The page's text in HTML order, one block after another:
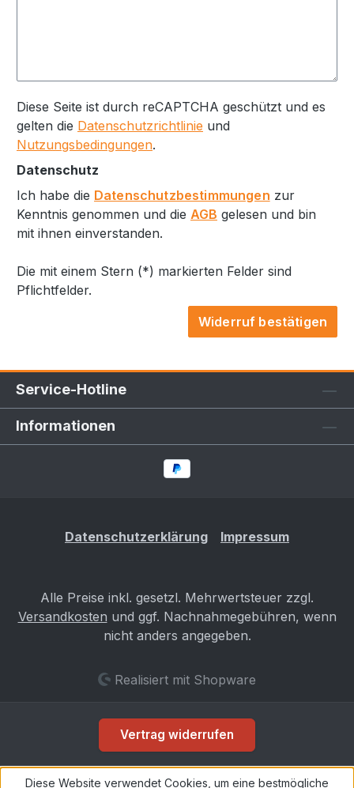
Diese Seite ist durch reCAPTCHA geschützt und es
gelten die Datenschutzrichtlinie und
Nutzungsbedingungen.
Datenschutz
Ich habe die Datenschutzbestimmungen zur
Kenntnis genommen und die AGB gelesen und bin
mit ihnen einverstanden.
Die mit einem Stern (*) markierten Felder sind
Pflichtfelder.
Widerruf bestätigen
Service-Hotline
Informationen
Datenschutzerklärung Impressum
Alle Preise inkl. gesetzl. Mehrwertsteuer zzgl.
Versandkosten und ggf. Nachnahmegebühren, wenn
nicht anders angegeben.
Realisiert mit Shopware
Vertrag widerrufen
Diese Website verwendet Cookies, um eine bestmögliche